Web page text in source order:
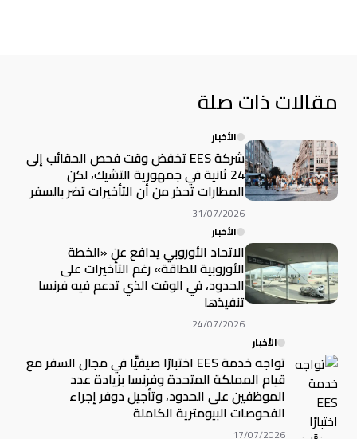
مقالات ذات صلة
الأخبار
شركة EES تخفض وقت فحص الحقائب إلى
24 ثانية في جمهورية التشيك، لكن
المطارات تحذر من أن التأخيرات تضر بالسفر
31/07/2026
الأخبار
الاتحاد الأوروبي يدافع عن «الخطة
الأوروبية للطاقة» رغم التأخيرات على
الحدود، في الوقت الذي تدعم فيه فرنسا
تنفيذها
24/07/2026
الأخبار
تواجه خدمة EES اختبارًا صيفيًّا في مجال السفر مع
قيام المملكة المتحدة وفرنسا بزيادة عدد
الموظفين على الحدود، وتأجيل دوفر إجراء
الفحوصات البيومترية الكاملة
17/07/2026